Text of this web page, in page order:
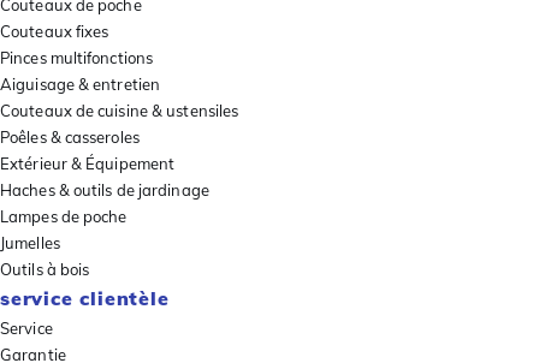
Couteaux de poche
Couteaux fixes
Pinces multifonctions
Aiguisage & entretien
Couteaux de cuisine & ustensiles
Poêles & casseroles
Extérieur & Équipement
Haches & outils de jardinage
Lampes de poche
Jumelles
Outils à bois
service clientèle
Service
Garantie